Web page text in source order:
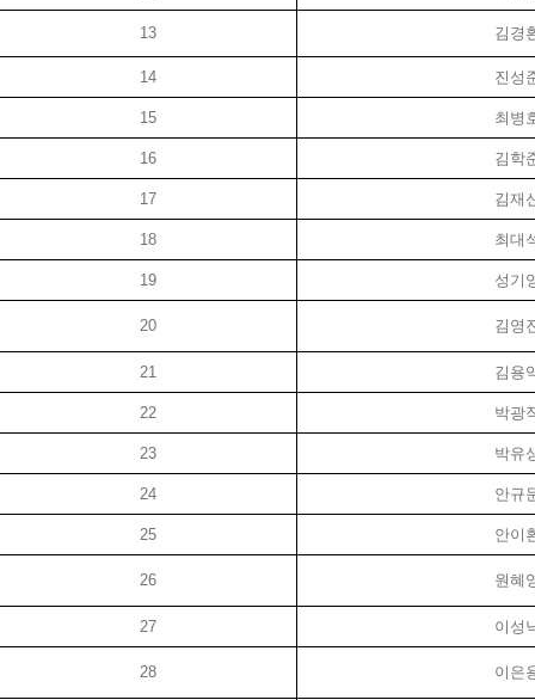
13 김경
14 진성
15 최병
16 김학
17 김재
18 최대
19 성기
20 김영
21 김용
22 박광
23 박유
24 안규
25 안이
26 원혜
27 이성
28 이은